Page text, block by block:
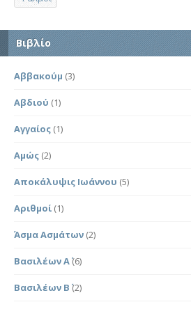
Βιβλίο
Αββακούμ (3)
Αβδιού (1)
Αγγαίος (1)
Αμώς (2)
Αποκάλυψις Ιωάννου (5)
Αριθμοί (1)
Άσμα Ασμάτων (2)
Βασιλέων Α΄(6)
Βασιλέων Β΄ (2)